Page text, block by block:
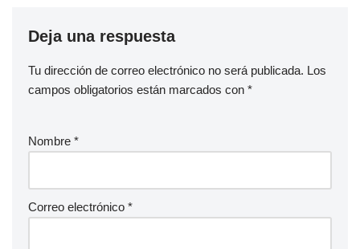
Deja una respuesta
Tu dirección de correo electrónico no será publicada. Los
campos obligatorios están marcados con *
Nombre *
Correo electrónico *